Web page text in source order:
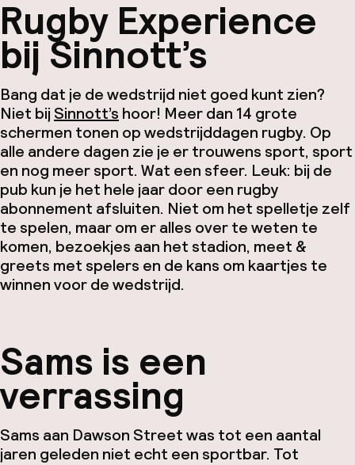
Rugby Experience
bij Sinnott’s
Bang dat je de wedstrijd niet goed kunt zien?
Niet bij Sinnott’s hoor! Meer dan 14 grote
schermen tonen op wedstrijddagen rugby. Op
alle andere dagen zie je er trouwens sport, sport
en nog meer sport. Wat een sfeer. Leuk: bij de
pub kun je het hele jaar door een rugby
abonnement afsluiten. Niet om het spelletje zelf
te spelen, maar om er alles over te weten te
komen, bezoekjes aan het stadion, meet &
greets met spelers en de kans om kaartjes te
winnen voor de wedstrijd.
Sams is een
verrassing
Sams aan Dawson Street was tot een aantal
jaren geleden niet echt een sportbar. Tot